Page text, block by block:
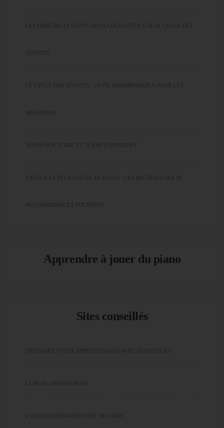
LES ERREURS ET CONFUSIONS COURANTES SUR LE CYCLE DES
QUINTES
LE CYCLE DES QUINTES : OUTIL INDISPENSABLE POUR LES
MUSICIENS
50 ANS SUR TERRE ET 10 ANS D’INTERNET
EXERCICES TECHNIQUES AU PIANO : LES RECUEILS QUE JE
RECOMMANDE ET POURQUOI
Apprendre à jouer du piano
Sites conseillés
OPTIMISEZ VOTRE APPRENTISSAGE AVEC OUIMUSIQUE
L'ASSOCIATION MÉDECINE DES ARTS